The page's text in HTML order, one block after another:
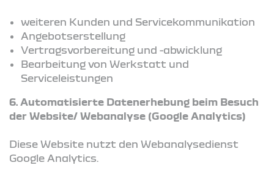
weiteren Kunden und Servicekommunikation
Angebotserstellung
Vertragsvorbereitung und -abwicklung
Bearbeitung von Werkstatt und
Serviceleistungen
6. Automatisierte Datenerhebung beim Besuch
der Website/ Webanalyse (Google Analytics)
Diese Website nutzt den Webanalysedienst
Google Analytics.